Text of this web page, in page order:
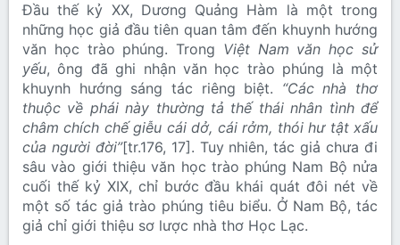
Đầu thế kỷ XX, Dương Quảng Hàm là một trong
những học giả đầu tiên quan tâm đến khuynh hướng
văn học trào phúng. Trong Việt Nam văn học sử
yếu, ông đã ghi nhận văn học trào phúng là một
khuynh hướng sáng tác riêng biệt. “Các nhà thơ
thuộc về phái này thường tả thế thái nhân tình để
châm chích chế giễu cái dở, cái rởm, thói hư tật xấu
của người đời”[tr.176, 17]. Tuy nhiên, tác giả chưa đi
sâu vào giới thiệu văn học trào phúng Nam Bộ nửa
cuối thế kỷ XIX, chỉ bước đầu khái quát đôi nét về
một số tác giả trào phúng tiêu biểu. Ở Nam Bộ, tác
giả chỉ giới thiệu sơ lược nhà thơ Học Lạc.